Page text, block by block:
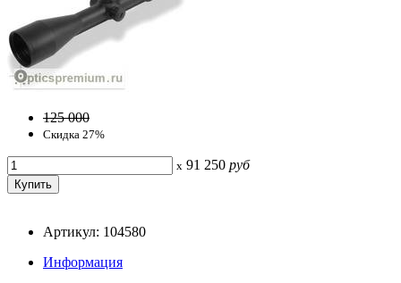
125 000
Скидка 27%
x 91 250 руб
Артикул: 104580
Информация